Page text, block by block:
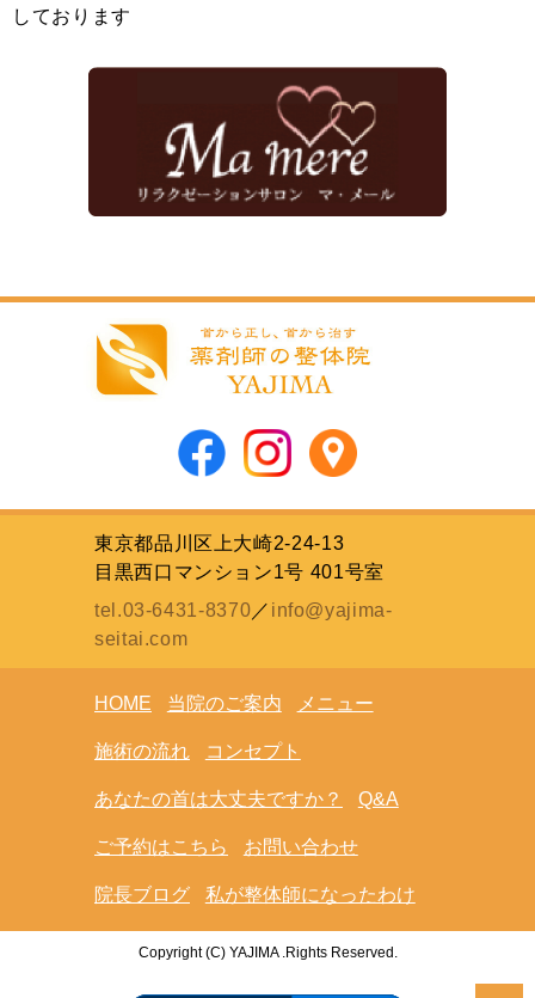
しております
東京都品川区上大崎2-24-13
目黒西口マンション1号 401号室
tel.03-6431-8370／ info@yajima-
seitai.com
HOME 当院のご案内 メニュー
施術の流れ コンセプト
あなたの首は大丈夫ですか？ Q&A
ご予約はこちら お問い合わせ
院長ブログ 私が整体師になったわけ
Copyright (C) YAJIMA .Rights Reserved.